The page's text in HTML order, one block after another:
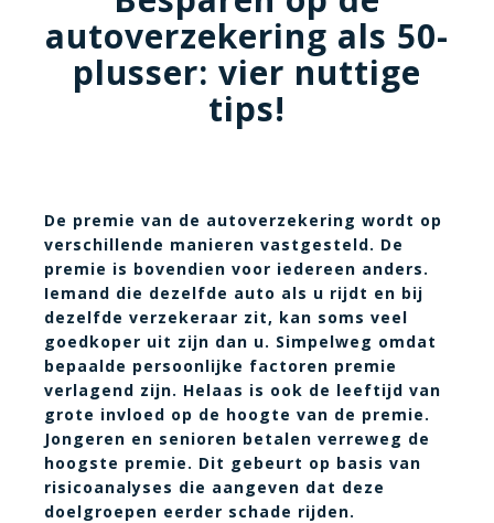
autoverzekering als 50-
plusser: vier nuttige
tips!
De premie van de autoverzekering wordt op
verschillende manieren vastgesteld. De
premie is bovendien voor iedereen anders.
Iemand die dezelfde auto als u rijdt en bij
dezelfde verzekeraar zit, kan soms veel
goedkoper uit zijn dan u. Simpelweg omdat
bepaalde persoonlijke factoren premie
verlagend zijn. Helaas is ook de leeftijd van
grote invloed op de hoogte van de premie.
Jongeren en senioren betalen verreweg de
hoogste premie. Dit gebeurt op basis van
risicoanalyses die aangeven dat deze
doelgroepen eerder schade rijden.